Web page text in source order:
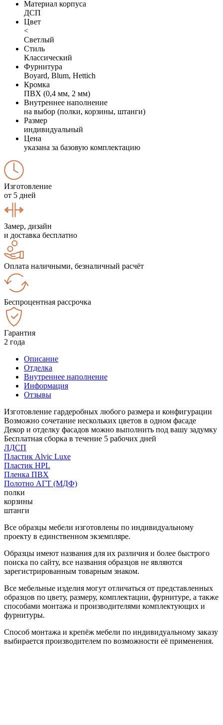
Материал корпуса
ДСП
Цвет
<
Светлый
Стиль
Классический
Фурнитура
Boyard, Blum, Hettich
Кромка
ПВХ (0,4 мм, 2 мм)
Внутреннее наполнение
на выбор (полки, корзины, штанги)
Размер
индивидуальный
Цена
указана за базовую комплектацию
Изготовление
от 5 дней
Замер, дизайн
и доставка бесплатно
Оплата наличными, безналичный расчёт
Беспроцентная рассрочка
Гарантия
2 года
Описание
Отделка
Внутреннее наполнение
Информация
Отзывы
Изготовление гардеробных любого размера и конфигурации
Возможно сочетание нескольких цветов в одном фасаде
Декор и отделку фасадов можно выполнить под вашу задумку
Бесплатная сборка в течение 5 рабочих дней
ЛДСП
Пластик Alvic Luxe
Пластик HPL
Пленка ПВХ
Полотно АГТ (МДФ)
полки
корзины
штанги
Все образцы мебели изготовлены по индивидуальному
проекту в единственном экземпляре.
Образцы имеют названия для их различия и более быстрого
поиска по сайту, все названия образцов не являются
зарегистрированным товарным знаком.
Все мебельные изделия могут отличаться от представленных
образцов по цвету, размеру, комплектации, фурнитуре, а также
способами монтажа и производителями комплектующих и
фурнитуры.
Способ монтажа и крепёж мебели по индивидуальному заказу
выбирается производителем по возможности её применения.